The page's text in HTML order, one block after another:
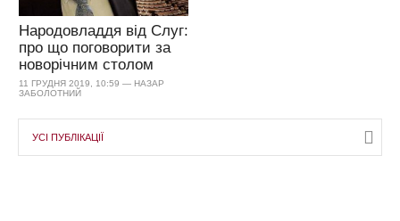
Народовладдя від Слуг:
про що поговорити за
новорічним столом
11 ГРУДНЯ 2019, 10:59 — НАЗАР
ЗАБОЛОТНИЙ
УСІ ПУБЛІКАЦІЇ